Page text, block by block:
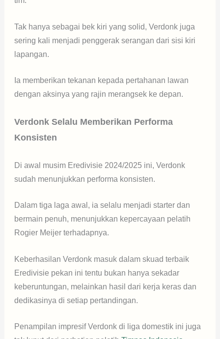
Tak hanya sebagai bek kiri yang solid, Verdonk juga
sering kali menjadi penggerak serangan dari sisi kiri
lapangan.
Ia memberikan tekanan kepada pertahanan lawan
dengan aksinya yang rajin merangsek ke depan.
Verdonk Selalu Memberikan Performa
Konsisten
Di awal musim Eredivisie 2024/2025 ini, Verdonk
sudah menunjukkan performa konsisten.
Dalam tiga laga awal, ia selalu menjadi starter dan
bermain penuh, menunjukkan kepercayaan pelatih
Rogier Meijer terhadapnya.
Keberhasilan Verdonk masuk dalam skuad terbaik
Eredivisie pekan ini tentu bukan hanya sekadar
keberuntungan, melainkan hasil dari kerja keras dan
dedikasinya di setiap pertandingan.
Penampilan impresif Verdonk di liga domestik ini juga